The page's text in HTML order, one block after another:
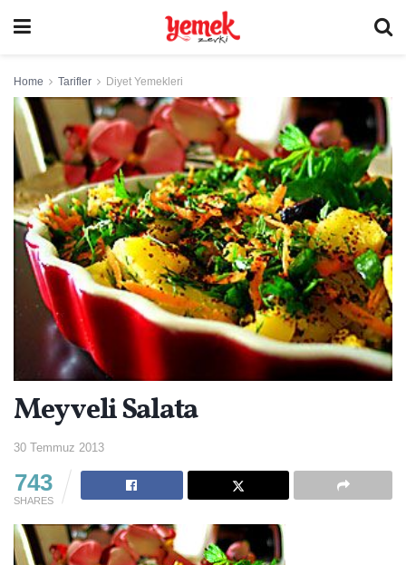
Home Tarifler Diyet Yemekleri
Meyveli Salata
30 Temmuz 2013
743
SHARES